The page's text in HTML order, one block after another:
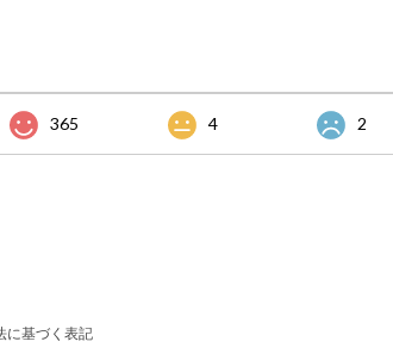
365 4 2
に基づく表記